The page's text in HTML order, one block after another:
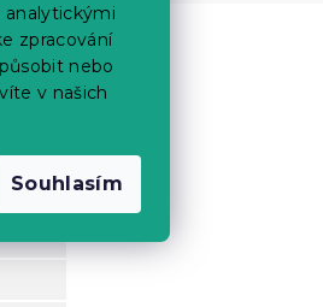
analytickými
zpracování
nebo
v našich
Souhlasím